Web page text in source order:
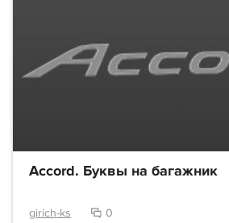
Accord. Буквы на багажник
girich-ks 0